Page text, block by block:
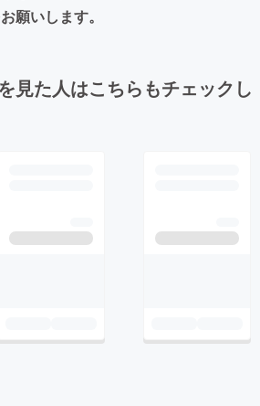
願いします。
見た人はこちらもチェックし